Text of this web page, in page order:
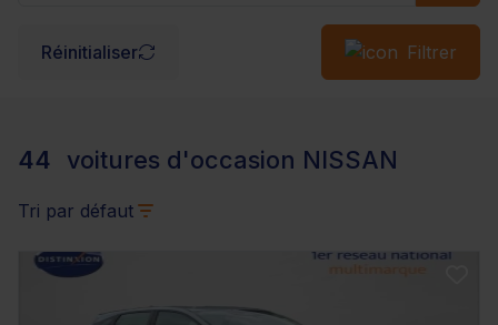
Réinitialiser Filtrer
44 voitures d'occasion NISSAN
Tri par défaut